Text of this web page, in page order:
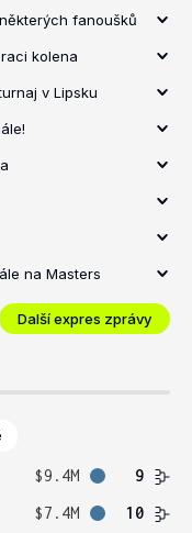
fanoušků
kolena
v Lipsku
na Masters
Další expres zprávy
$9.4M
9
$7.4M 10